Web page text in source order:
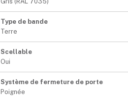
Type de bande
Terre
Scellable
Oui
Système de fermeture de porte
Poignée